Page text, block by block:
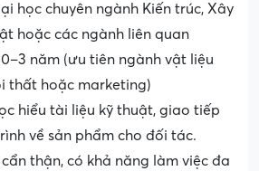
học chuyên ngành Kiến trúc, Xây
hoặc các ngành liên quan
năm (ưu tiên ngành vật liệu
thất hoặc marketing)
hiểu tài liệu kỹ thuật, giao tiếp
về sản phẩm cho đối tác.
thận, có khả năng làm việc đa